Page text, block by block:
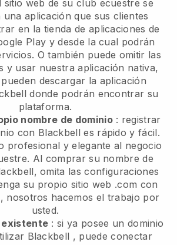
sitio web de su club ecuestre se
aplicación que sus clientes
en la tienda de aplicaciones de
Play y desde la cual podrán
O también puede omitir las
y usar nuestra aplicación nativa,
descargar la aplicación
donde podrán encontrar su
plataforma.
nombre de dominio: registrar
con Blackbell es rápido y fácil.
profesional y elegante al negocio
Al comprar su nombre de
omita las configuraciones
su propio sitio web .com con
nosotros hacemos el trabajo por
usted.
existente : si ya posee un dominio
Blackbell , puede conectar